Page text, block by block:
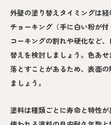
外壁の塗り替えタイミングは経
チョーキング（手に白い粉が付
コーキングの割れや硬化など
替えを検討しましょう。色あ
落とすことがあるため、表面
ましょう。
塗料は種類ごとに寿命と特性